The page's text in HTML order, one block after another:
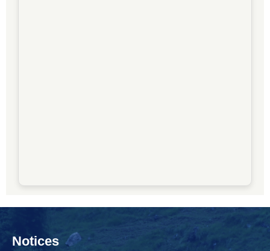
Notices